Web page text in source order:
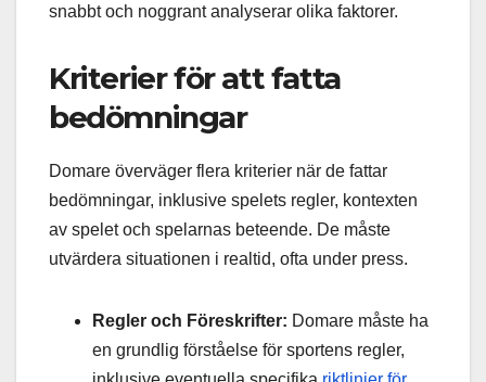
snabbt och noggrant analyserar olika faktorer.
Kriterier för att fatta
bedömningar
Domare överväger flera kriterier när de fattar
bedömningar, inklusive spelets regler, kontexten
av spelet och spelarnas beteende. De måste
utvärdera situationen i realtid, ofta under press.
Regler och Föreskrifter: Domare måste ha
en grundlig förståelse för sportens regler,